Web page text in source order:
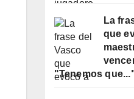
La
que
"Tenemos